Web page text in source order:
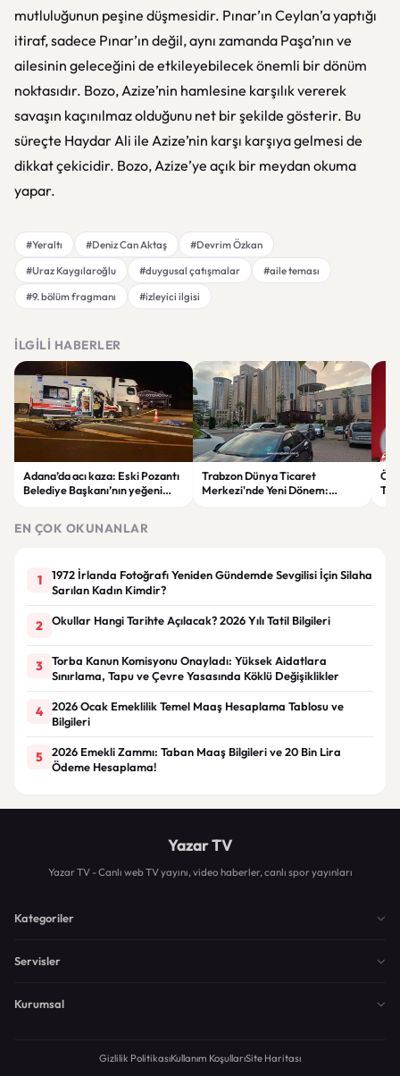
mutluluğunun peşine düşmesidir. Pınar’ın Ceylan’a yaptığı
itiraf, sadece Pınar’ın değil, aynı zamanda Paşa’nın ve
ailesinin geleceğini de etkileyebilecek önemli bir dönüm
noktasıdır. Bozo, Azize’nin hamlesine karşılık vererek
savaşın kaçınılmaz olduğunu net bir şekilde gösterir. Bu
süreçte Haydar Ali ile Azize’nin karşı karşıya gelmesi de
dikkat çekicidir. Bozo, Azize’ye açık bir meydan okuma
yapar.
#Yeraltı #Deniz Can Aktaş
#Devrim Özkan
#Uraz Kaygılaroğlu
#duygusal çatışmalar
#aile teması
#9. bölüm fragmanı
#izleyici ilgisi
İLGILI HABERLER
Adana’da acı kaza: Eski Pozantı
Belediye Başkanı’nın yeğeni
Trabzon Dünya Ticaret
Merkezi'nde Yeni Dönem:
EN ÇOK OKUNANLAR
1
1972 İrlanda Fotoğrafı Yeniden Gündemde Sevgilisi İçin Silaha
Sarılan Kadın Kimdir?
2 Okullar Hangi Tarihte Açılacak? 2026 Yılı Tatil Bilgileri
3
Torba Kanun Komisyonu Onayladı: Yüksek Aidatlara
Sınırlama, Tapu ve Çevre Yasasında Köklü Değişiklikler
4
2026 Ocak Emeklilik Temel Maaş Hesaplama Tablosu ve
Bilgileri
5
2026 Emekli Zammı: Taban Maaş Bilgileri ve 20 Bin Lira
Ödeme Hesaplama!
Yazar TV
Yazar TV - Canlı web TV yayını, video haberler, canlı spor yayınları
Kategoriler
Servisler
Kurumsal
Gizlilik PolitikasıKullanım KoşullarıSite Haritası